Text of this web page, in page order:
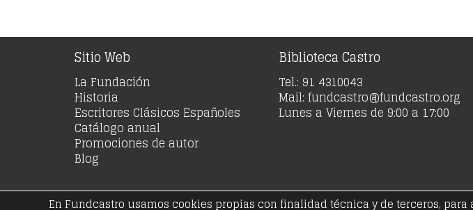
Sitio Web
La Fundación
Historia
Escritores Clásicos Españoles
Catálogo anual
Promociones de autor
Blog
Biblioteca Castro
Tel.: 91 4310043
Mail: fundcastro@fundcastro.org
Lunes a Viernes de 9:00 a 17:00
En Fundcastro usamos cookies propias con finalidad técnica y de terceros,